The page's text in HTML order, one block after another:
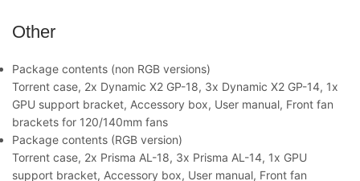
Other
Package contents (non RGB versions)
Torrent case, 2x Dynamic X2 GP-18, 3x Dynamic X2 GP-14, 1x
GPU support bracket, Accessory box, User manual, Front fan
brackets for 120/140mm fans
Package contents (RGB version)
Torrent case, 2x Prisma AL-18, 3x Prisma AL-14, 1x GPU
support bracket, Accessory box, User manual, Front fan